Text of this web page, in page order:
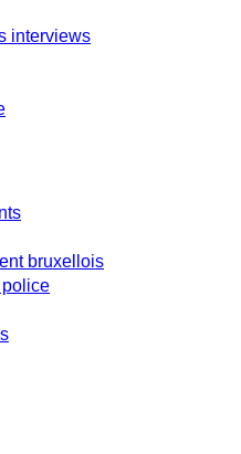
interviews
bruxellois